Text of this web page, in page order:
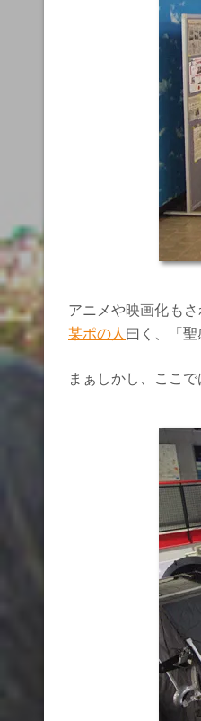
アニメや映画化も
某ポの人 曰く、「聖
まぁしかし、ここで